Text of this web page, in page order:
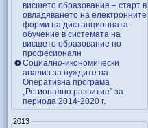
висшето образование – старт в
овладяването на електронните
форми на дистанционната
обучение в системата на
висшето образование по
професионалн
Социално-икономически
анализ за нуждите на
Оперативна програма
„Регионално развитие” за
периода 2014-2020 г.
2013